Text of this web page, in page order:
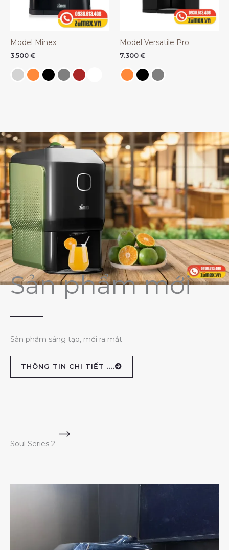
Model Minex
3.500 €
Model Versatile Pro
7.300 €
Sản phẩm mới
Sản phẩm sáng tạo, mới ra mắt
THÔNG TIN CHI TIẾT ....
Soul Series 2